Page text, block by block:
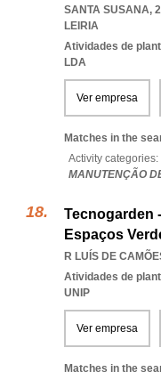
SANTA SUSANA,
LEIRIA
Atividades de
LDA
Ver empresa
Matches in the
Activity categories:
MANUTENÇÃO
Tecnogarden
Espaços
R LUÍS DE
Atividades de
UNIP
Ver empresa
Matches in the